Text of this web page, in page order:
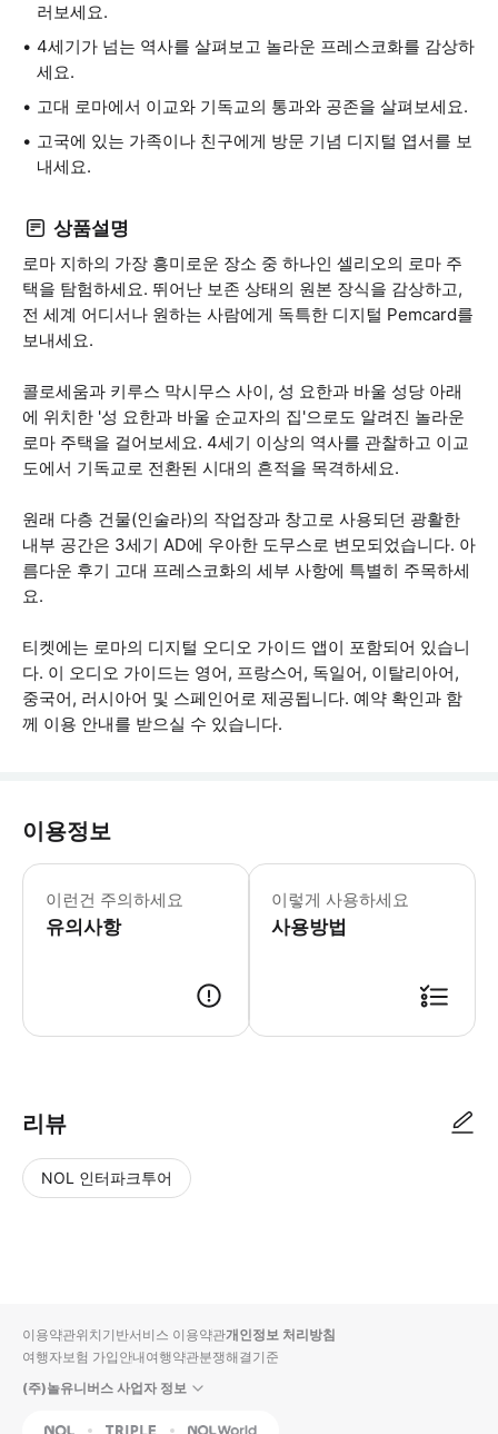
러보세요.
4세기가 넘는 역사를 살펴보고 놀라운 프레스코화를 감상하
세요.
고대 로마에서 이교와 기독교의 통과와 공존을 살펴보세요.
고국에 있는 가족이나 친구에게 방문 기념 디지털 엽서를 보
내세요.
상품설명
로마 지하의 가장 흥미로운 장소 중 하나인 셀리오의 로마 주
택을 탐험하세요. 뛰어난 보존 상태의 원본 장식을 감상하고,
전 세계 어디서나 원하는 사람에게 독특한 디지털 Pemcard를
보내세요.
콜로세움과 키루스 막시무스 사이, 성 요한과 바울 성당 아래
에 위치한 '성 요한과 바울 순교자의 집'으로도 알려진 놀라운
로마 주택을 걸어보세요. 4세기 이상의 역사를 관찰하고 이교
도에서 기독교로 전환된 시대의 흔적을 목격하세요.
원래 다층 건물(인술라)의 작업장과 창고로 사용되던 광활한
내부 공간은 3세기 AD에 우아한 도무스로 변모되었습니다. 아
름다운 후기 고대 프레스코화의 세부 사항에 특별히 주목하세
요.
티켓에는 로마의 디지털 오디오 가이드 앱이 포함되어 있습니
다. 이 오디오 가이드는 영어, 프랑스어, 독일어, 이탈리아어,
중국어, 러시아어 및 스페인어로 제공됩니다. 예약 확인과 함
께 이용 안내를 받으실 수 있습니다.
이용정보
이런건 주의하세요
유의사항
운영 시간: 월요일~일요일 및 공휴일
이렇게 사용하세요
사용방법
리뷰
NOL 인터파크투어
입니
다.
순
상
이용약관위치기반서비스 이용약관개인정보 처리방침
여행자보험 가입안내여행약관분쟁해결기준
(주)놀유니버스 사업자 정보